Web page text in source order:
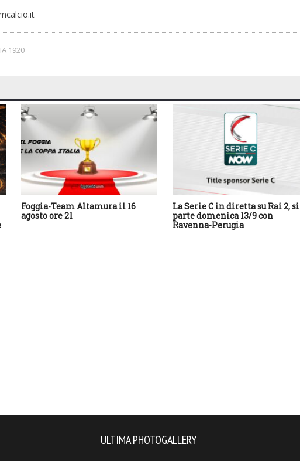
1920
Foggia-Team Altamura il 16
agosto ore 21
La Serie C in diretta su Rai 2, si
parte domenica 13/9 con
Ravenna-Perugia
ULTIMA PHOTOGALLERY